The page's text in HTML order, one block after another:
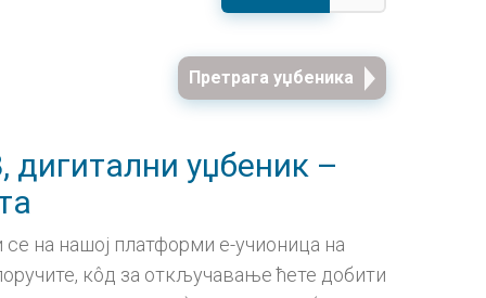
Претрага уџбеника
дигитални уџбеник –
се на нашој платформи е-учионица на
кôд за откључавање ћете добити